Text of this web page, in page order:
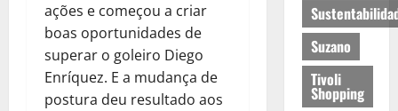
ações e começou a criar
boas oportunidades de
superar o goleiro Diego
Enríquez. E a mudança de
postura deu resultado aos
Suzano
Tivoli
Shopping